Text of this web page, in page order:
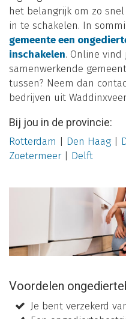
het belangrijk om zo
in te schakelen. In
gemeente een
inschakelen. Online vind
samenwerkende
tussen? Neem dan
bedrijven uit
Bij jou in de provincie:
Rotterdam Den Haag
Zoetermeer| Delft
Voordelen
Je bent verzekerd